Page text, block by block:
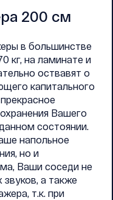
200 см
в большинстве
кг, на ламинате и
оствавят о
капитального
Вашего
состоянии.
напольное
но и
Ваши соседи не
а также
т.к. при